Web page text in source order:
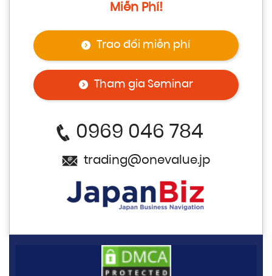
Miễn Phí!
Trao đổi miễn phí
Tham gia Seminar
0969 046 784
trading@onevalue.jp